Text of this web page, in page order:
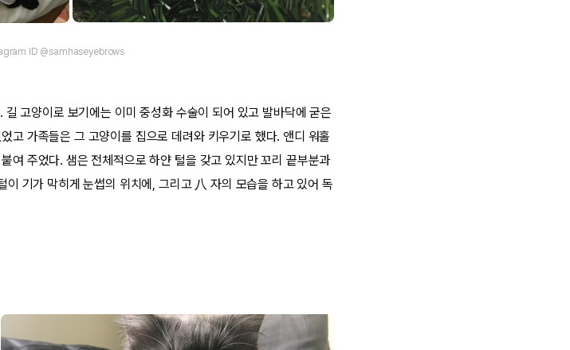
ID @samhaseyebrows
고양이로 보기에는 이미 중성화 수술이 되어 있고 발바닥에 굳은
고 가족들은 그 고양이를 집으로 데려와 키우기로 했다. 앤디 워홀
여 주었다. 샘은 전체적으로 하얀 털을 갖고 있지만 꼬리 끝부분과
기가 막히게 눈썹의 위치에, 그리고 八 자의 모습을 하고 있어 독